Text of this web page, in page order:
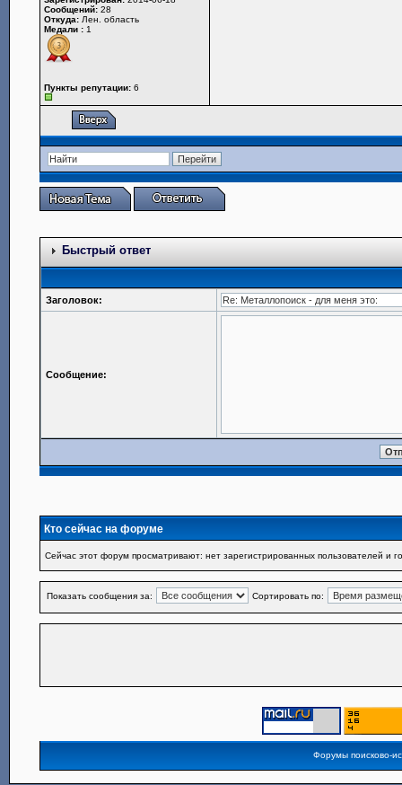
Сообщений: 28
Откуда: Лен. область
Медали : 1
Пункты репутации: 6
Быстрый ответ
Заголовок:
Сообщение:
Кто сейчас на форуме
Сейчас этот форум просматривают: нет зарегистрированных пользователей и
Показать сообщения за: Сортировать по:
Форумы поисково-